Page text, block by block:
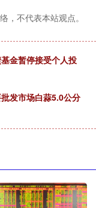
，不代表本站观点。
金暂停接受个人投
发市场白蒜5.0公分